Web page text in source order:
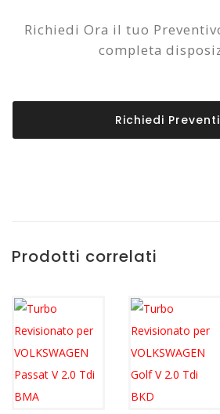
Richiedi Ora il tuo
completa
Richiedi
Prodotti correlati